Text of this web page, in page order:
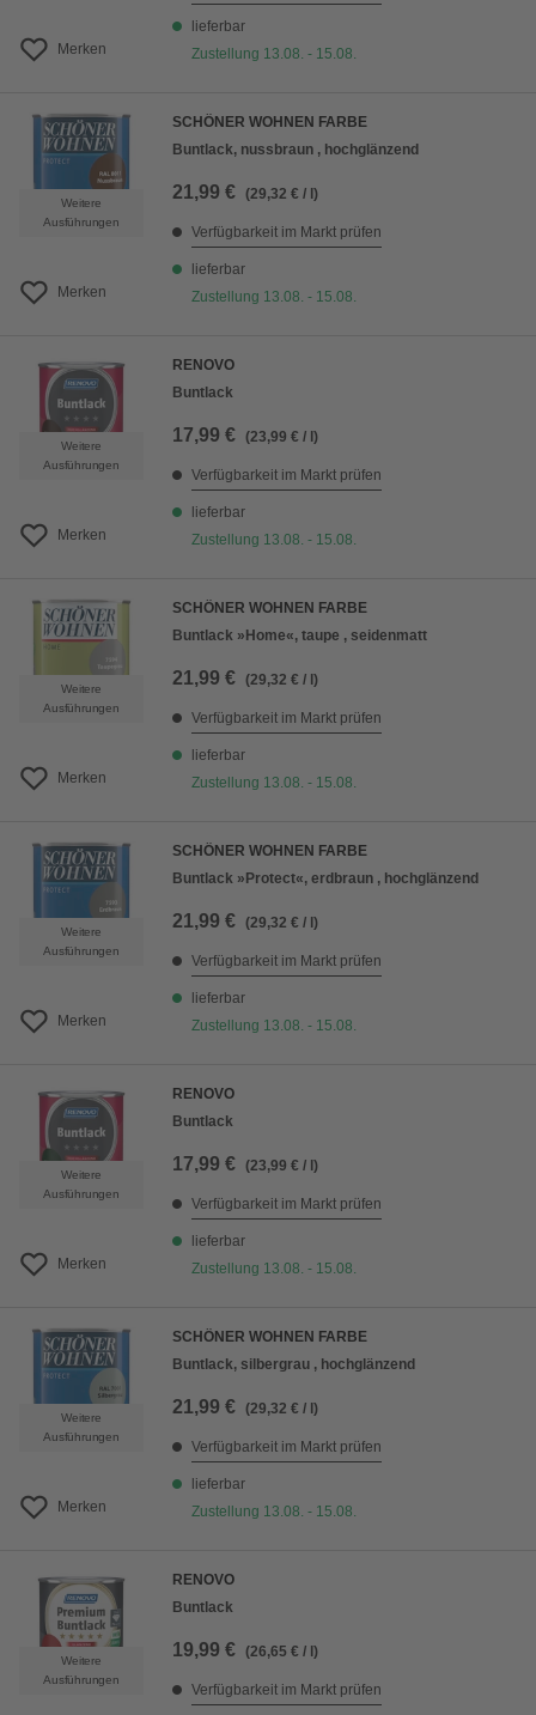
Merken
lieferbar
Zustellung 13.08. - 15.08.
Weitere
Ausführungen
Merken
SCHÖNER WOHNEN FARBE
Buntlack, nussbraun , hochglänzend
21,99 € (29,32 € / l)
Verfügbarkeit im Markt prüfen
lieferbar
Zustellung 13.08. - 15.08.
Weitere
Ausführungen
Merken
RENOVO
Buntlack
17,99 € (23,99 € / l)
Verfügbarkeit im Markt prüfen
lieferbar
Zustellung 13.08. - 15.08.
Weitere
Ausführungen
Merken
SCHÖNER WOHNEN FARBE
Buntlack »Home«, taupe , seidenmatt
21,99 € (29,32 € / l)
Verfügbarkeit im Markt prüfen
lieferbar
Zustellung 13.08. - 15.08.
Weitere
Ausführungen
Merken
SCHÖNER WOHNEN FARBE
Buntlack »Protect«, erdbraun , hochglänzend
21,99 € (29,32 € / l)
Verfügbarkeit im Markt prüfen
lieferbar
Zustellung 13.08. - 15.08.
Weitere
Ausführungen
Merken
RENOVO
Buntlack
17,99 € (23,99 € / l)
Verfügbarkeit im Markt prüfen
lieferbar
Zustellung 13.08. - 15.08.
Weitere
Ausführungen
Merken
SCHÖNER WOHNEN FARBE
Buntlack, silbergrau , hochglänzend
21,99 € (29,32 € / l)
Verfügbarkeit im Markt prüfen
lieferbar
Zustellung 13.08. - 15.08.
Weitere
Ausführungen
RENOVO
Buntlack
19,99 € (26,65 € / l)
Verfügbarkeit im Markt prüfen